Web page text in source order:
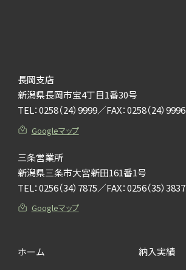
長岡支店
新潟県長岡市宝4丁目1番30号
TEL：0258（24）9999／FAX：0258（24）9996
Googleマップ
三条営業所
新潟県三条市大宮新田161番1号
TEL：0256（34）7875／FAX：0256（35）3837
Googleマップ
ホーム 納入実績